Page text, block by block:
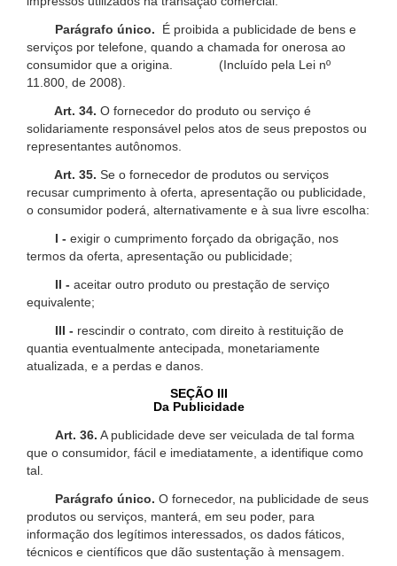
Parágrafo único.
É proibida a publicidade de bens e
serviços por telefone, quando a chamada for onerosa ao
consumidor que a origina. (Incluído pela Lei nº
11.800, de 2008).
Art. 34. O fornecedor do produto ou serviço é
solidariamente responsável pelos atos de seus prepostos ou
representantes autônomos.
Art. 35. Se o fornecedor de produtos ou serviços
recusar cumprimento à oferta, apresentação ou publicidade,
o consumidor poderá, alternativamente e à sua livre escolha:
I - exigir o cumprimento forçado da obrigação, nos
termos da oferta, apresentação ou publicidade;
II - aceitar outro produto ou prestação de serviço
equivalente;
III - rescindir o contrato, com direito à restituição de
quantia eventualmente antecipada, monetariamente
atualizada, e a perdas e danos.
SEÇÃO III
Da Publicidade
Art. 36. A publicidade deve ser veiculada de tal forma
que o consumidor, fácil e imediatamente, a identifique como
tal.
Parágrafo único. O fornecedor, na publicidade de seus
produtos ou serviços, manterá, em seu poder, para
informação dos legítimos interessados, os dados fáticos,
técnicos e científicos que dão sustentação à mensagem.